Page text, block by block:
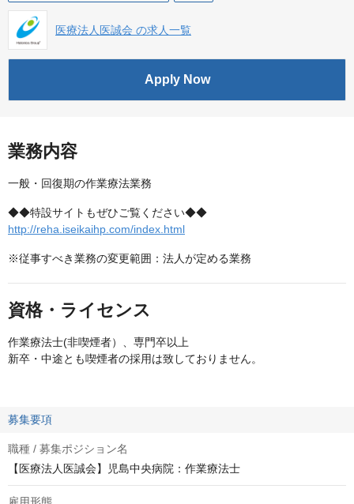
医療法人医誠会 の求人一覧
Apply Now
業務内容
一般・回復期の作業療法業務
◆◆特設サイトもぜひご覧ください◆◆
http://reha.iseikaihp.com/index.html
※従事すべき業務の変更範囲：法人が定める業務
資格・ライセンス
作業療法士(非喫煙者）、専門卒以上
新卒・中途とも喫煙者の採用は致しておりません。
募集要項
職種 / 募集ポジション名
【医療法人医誠会】児島中央病院：作業療法士